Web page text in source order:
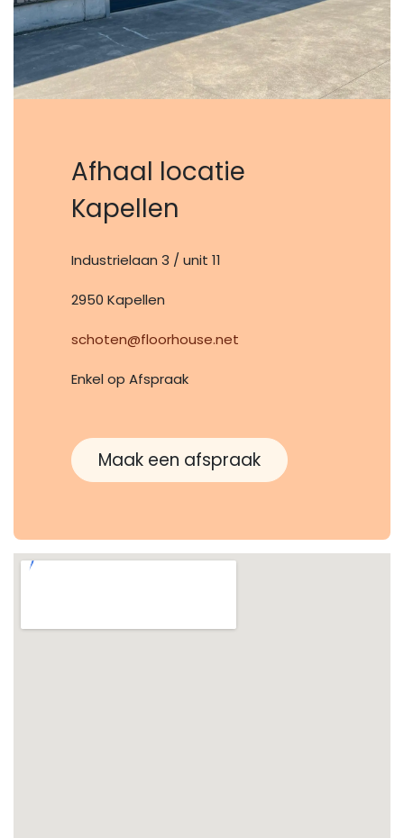
Afhaal locatie
Kapellen
Industrielaan 3 / unit 11
2950 Kapellen
schoten@floorhouse.net
Enkel op Afspraak
Maak een afspraak